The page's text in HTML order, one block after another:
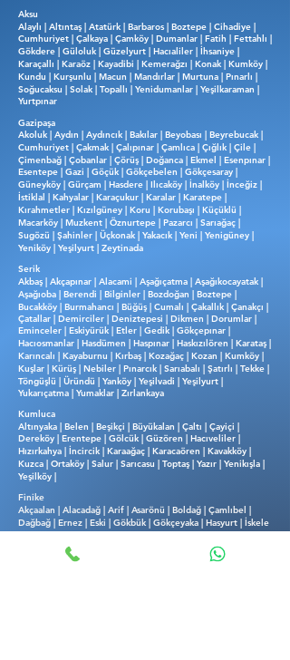
Aksu
Alaylı | Altıntaş | Atatürk | Barbaros | Boztepe | Cihadiye |
Cumhuriyet | Çalkaya | Çamköy | Dumanlar | Fatih | Fettahlı |
Gökdere | Güloluk | Güzelyurt | Hacıaliler | İhsaniye |
Karaçallı | Karaöz | Kayadibi | Kemerağzı | Konak | Kumköy |
Kundu | Kurşunlu | Macun | Mandırlar | Murtuna | Pınarlı |
Soğucaksu | Solak | Topallı | Yenidumanlar | Yeşilkaraman |
Yurtpınar
Gazipaşa
Akoluk | Aydın | Aydıncık | Bakılar | Beyobası | Beyrebucak |
Cumhuriyet | Çakmak | Çalıpınar | Çamlıca | Çığlık | Çile |
Çimenbağ | Çobanlar | Çörüş | Doğanca | Ekmel | Esenpınar |
Esentepe | Gazi | Göçük | Gökçebelen | Gökçesaray |
Güneyköy | Gürçam | Hasdere | Ilıcaköy | İnalköy | İnceğiz |
İstiklal | Kahyalar | Karaçukur | Karalar | Karatepe |
Kırahmetler | Kızılgüney | Koru | Korubaşı | Küçüklü |
Macarköy | Muzkent | Öznurtepe | Pazarcı | Sarıağaç |
Sugözü | Şahinler | Üçkonak | Yakacık | Yeni | Yenigüney |
Yeniköy | Yeşilyurt | Zeytinada
Serik
Akbaş | Akçapınar | Alacami | Aşağıçatma | Aşağıkocayatak |
Aşağıoba | Berendi | Bilginler | Bozdoğan | Boztepe |
Bucakköy | Burmahancı | Büğüş | Cumalı | Çakallık | Çanakçı |
Çatallar | Demirciler | Deniztepesi | Dikmen | Dorumlar |
Eminceler | Eskiyürük | Etler | Gedik | Gökçepınar |
Hacıosmanlar | Hasdümen | Haspınar | Haskızılören | Karataş |
Karıncalı | Kayaburnu | Kırbaş | Kozağaç | Kozan | Kumköy |
Kuşlar | Kürüş | Nebiler | Pınarcık | Sarıabalı | Şatırlı | Tekke |
Töngüşlü | Üründü | Yanköy | Yeşilvadi | Yeşilyurt |
Yukarıçatma | Yumaklar | Zırlankaya
Kumluca
Altınyaka | Belen | Beşikçi | Büyükalan | Çaltı | Çayiçi |
Dereköy | Erentepe | Gölcük | Güzören | Hacıveliler |
Hızırkahya | İncircik | Karaağaç | Karacaören | Kavakköy |
Kuzca | Ortaköy | Salur | Sarıcasu | Toptaş | Yazır | Yenikışla |
Yeşilköy |
Finike
Akçaalan | Alacadağ | Arif | Asarönü | Boldağ | Çamlıbel |
Dağbağ | Ernez | Eski | Gökbük | Gökçeyaka | Hasyurt | İskele
| Kale | Karşıyaka | Kızılca | Kum | Sahilkent | Saklısu |
Turunçova | Yalnız | Yazır | Yeni | Yeşilköy | Yeşilyurt | Yuvalı